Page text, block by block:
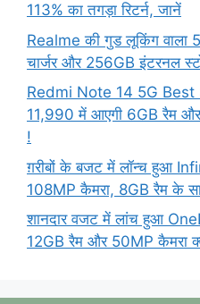
113% का तगड़ा रिटर्न, जानें
Realme की गुड लूकिंग वाला
चार्जर और 256GB इंटरनल
Redmi Note 14 5G Best
11,990 में आएगी 6GB रैम और
!
ग़रीबों के बजट में लॉन्च हुआ
108MP कैमरा, 8GB रैम के
शानदार वजट में लांच हुआ
12GB रैम और 50MP कैमरा